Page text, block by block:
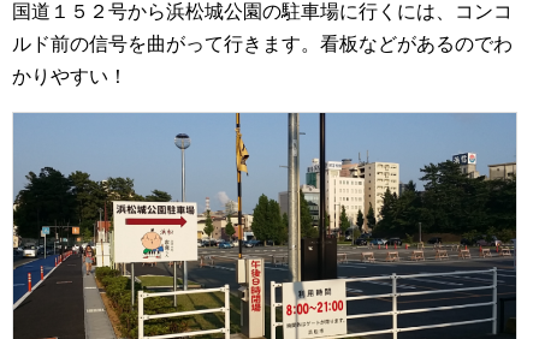
国道１５２号から浜松城公園の駐車場に行くには、コンコ
ルド前の信号を曲がって行きます。看板などがあるのでわ
かりやすい！